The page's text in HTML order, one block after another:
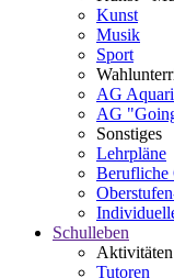
Kunst
Musik
Sport
AG
AG
Sonstiges
Lehrpläne
Berufliche
Schulleben
Aktivitäten
Tutoren